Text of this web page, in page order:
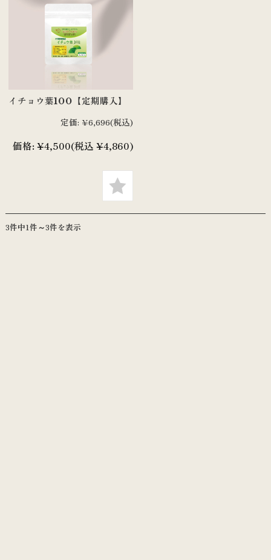
イチョウ葉100【定期購入】
定価: ¥6,696(税込)
価格: ¥4,500(税込 ¥4,860)
3件中1件～3件を表示